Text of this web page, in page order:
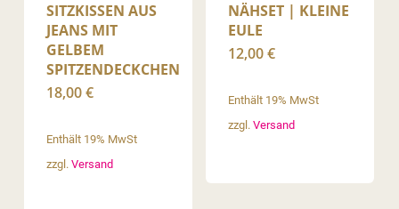
SITZKISSEN AUS
JEANS MIT
GELBEM
SPITZENDECKCHEN
18,00€
Enthält 19% MwSt
zzgl. Versand
NÄHSET | KLEINE
EULE
12,00€
Enthält 19% MwSt
zzgl.Versand